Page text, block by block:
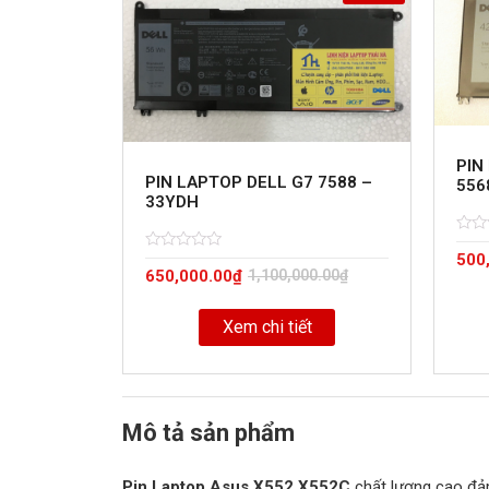
PIN LAPTOP DELL G7 7588 –
33YDH
0
1,100,000.00₫
650,000.00₫
Xem chi tiết
PIN
0
Mô tả sản phẩm